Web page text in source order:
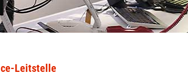
Leitstelle